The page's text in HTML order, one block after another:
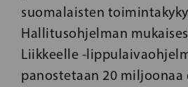
suomalaisten
Hallitusohjelman
Liikkeelle -
panostetaan 20 miljoonaa